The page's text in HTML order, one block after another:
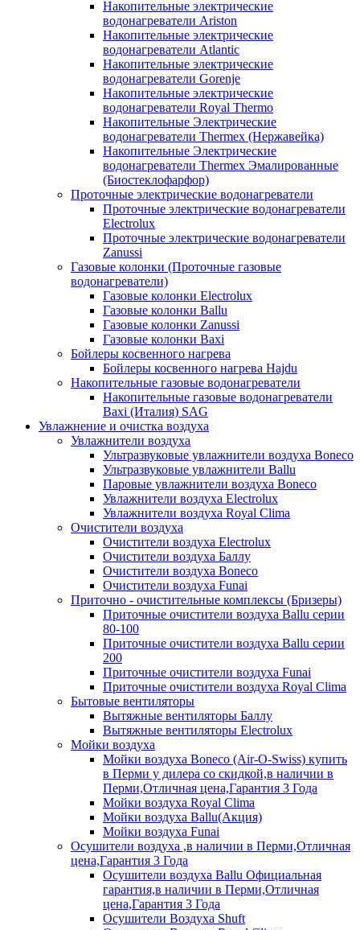
Накопительные электрические
водонагреватели Ariston
Накопительные электрические
водонагреватели Atlantic
Накопительные электрические
водонагреватели Gorenje
Накопительные электрические
водонагреватели Royal Thermo
Накопительные Электрические
водонагреватели Thermex (Нержавейка)
Накопительные Электрические
водонагреватели Thermex Эмалированные
(Биостеклофарфор)
Проточные электрические водонагреватели
Проточные электрические водонагреватели
Electrolux
Проточные электрические водонагреватели
Zanussi
Газовые колонки (Проточные газовые
водонагреватели)
Газовые колонки Electrolux
Газовые колонки Ballu
Газовые колонки Zanussi
Газовые колонки Baxi
Бойлеры косвенного нагрева
Бойлеры косвенного нагрева Hajdu
Накопительные газовые водонагреватели
Накопительные газовые водонагреватели
Baxi (Италия) SAG
Увлажнение и очистка воздуха
Увлажнители воздуха
Ультразвуковые увлажнители воздуха Boneco
Ультразвуковые увлажнители Ballu
Паровые увлажнители воздуха Boneco
Увлажнители воздуха Electrolux
Увлажнители воздуха Royal Clima
Очистители воздуха
Очистители воздуха Electrolux
Очистители воздуха Баллу
Очистители воздуха Boneco
Очистители воздуха Funai
Приточно - очистительные комплексы (Бризеры)
Приточные очистители воздуха Ballu серии
80-100
Приточные очистители воздуха Ballu серии
200
Приточные очистители воздуха Funai
Приточные очистители воздуха Royal Clima
Бытовые вентиляторы
Вытяжные вентиляторы Баллу
Вытяжные вентиляторы Electrolux
Мойки воздуха
Мойки воздуха Boneco (Air-O-Swiss) купить
в Перми у дилера со скидкой,в наличии в
Перми,Отличная цена,Гарантия 3 Года
Мойки воздуха Royal Clima
Мойки воздуха Ballu(Акция)
Мойки воздуха Funai
Осушители воздуха ,в наличии в Перми,Отличная
цена,Гарантия 3 Года
Осушители воздуха Ballu Официальная
гарантия,в наличии в Перми,Отличная
цена,Гарантия 3 Года
Осушители Воздуха Shuft